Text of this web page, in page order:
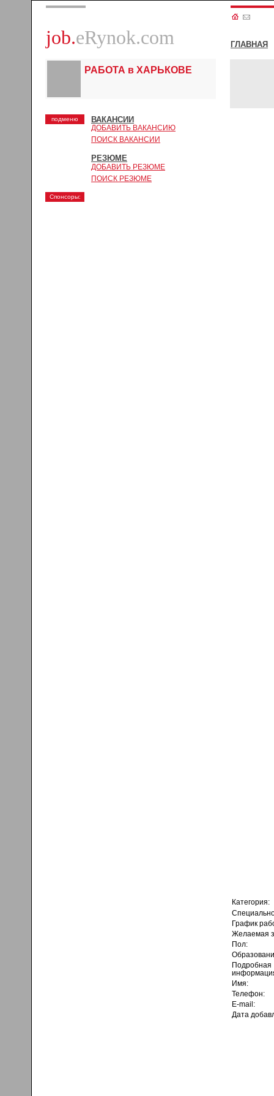
job.eRynok.com ГЛАВНАЯ
РАБОТА в ХАРЬКОВЕ
подменю ВАКАНСИИ
ДОБАВИТЬ ВАКАНСИЮ
ПОИСК ВАКАНСИИ
РЕЗЮМЕ
ДОБАВИТЬ РЕЗЮМЕ
ПОИСК РЕЗЮМЕ
Спонсоры:
Категория:
График
Желаемая
Пол:
Подробная
Имя:
Телефон:
E-mail:
Дата